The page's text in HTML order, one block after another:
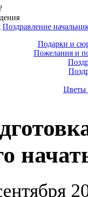
Поздравление
Подарки и
Пожелания и
Цветы